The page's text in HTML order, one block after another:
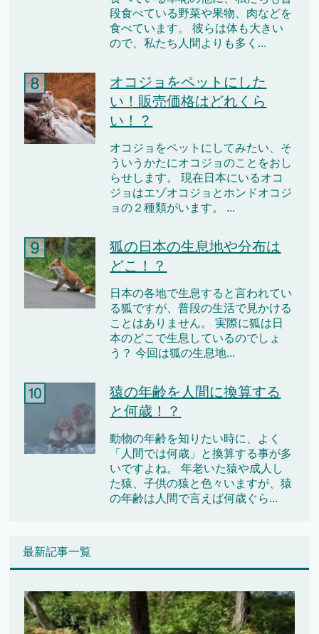
段食べている野菜や果物、肉などを
食べています。 彼らは体も大きい
ので、私たち人間よりも多く...
オコジョをペットにした
い！販売価格はどれくら
い！？
オコジョをペットにしてみたい、そ
ういうかたにオコジョのことをおし
らせします。 現在日本にいるオコ
ジョはエゾオコジョとホンドオコジ
ョの２種類がいます。 ...
狐の日本の生息地や分布は
どこ！？
日本の各地で生息すると言われてい
る狐ですが、普段の生活で見かける
ことはありません。 実際に狐は日
本のどこで生息しているのでしょ
う？ 今回は狐の生息地...
猿の年齢を人間に換算する
と何歳！？
動物の年齢を知りたい時に、よく
「人間では何歳」と換算する事が多
いですよね。 年老いた猿や成人し
た猿、子供の猿と色々いますが、猿
の年齢は人間で言えば何歳ぐら...
最新記事一覧